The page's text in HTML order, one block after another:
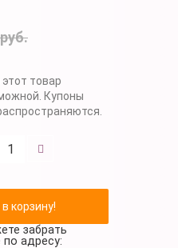
товар
Купоны
забрать
по адресу: